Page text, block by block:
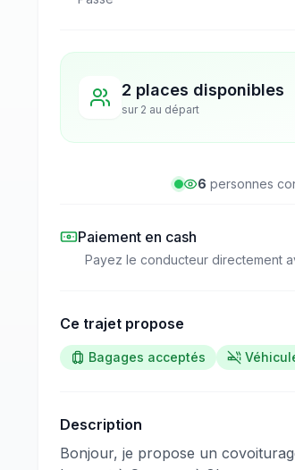
2 places disponibles
sur 2 au départ
6 personnes
Paiement en cash
Payez le conducteur directement
Ce trajet propose
Bagages acceptés
Description
​‌​‍​‌‌​​​‌‌​‌‌​‌‌​‌​‌‌​‌‌‌‌​‌‌‌​‌​​​​‌‌​​​​​‌‌‌​​​​​‌‌​​​‌​​‌‌​​‌​​​‌‌​​‌​‌​​‌‌​​​​​​‌‌​​​​​​‌‌​​​‌​‌‌​​‌‌‌​​‌‌​‌​‌​‌‌​‌‌​​​‌‌‌​​‌‌​‌‌​‌‌​​​‌‌‌​‌​‌​‌‌‌‌​​‌​‌‌​‌​‌​​‌‌​‌​‌​​​‌‌​‌‌‌​​‌‌​‌‌‌​‌‌​‌​‌‌​‌‌‌​‌​‌‍Bonjour, je propose un